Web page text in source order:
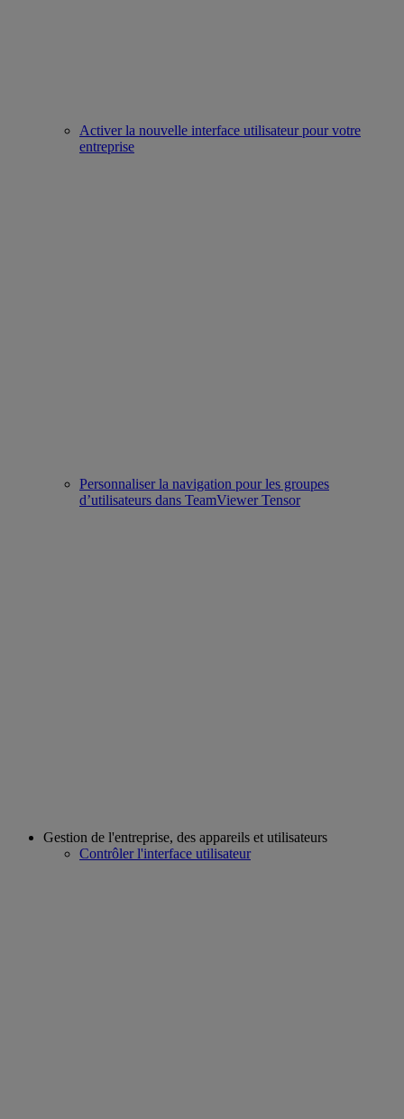
Activer la nouvelle interface utilisateur pour votre
entreprise
Personnaliser la navigation pour les groupes
d’utilisateurs dans TeamViewer Tensor
Gestion de l'entreprise, des appareils et utilisateurs
Contrôler l'interface utilisateur